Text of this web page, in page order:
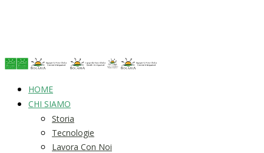
HOME
CHI SIAMO
Storia
Tecnologie
Lavora Con Noi